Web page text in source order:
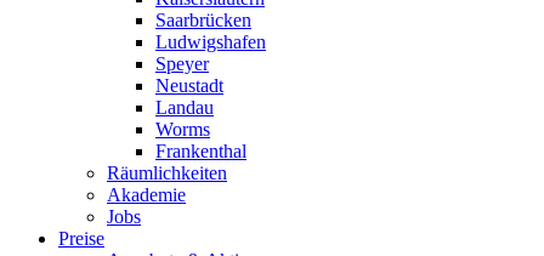
Saarbrücken
Ludwigshafen
Speyer
Neustadt
Landau
Worms
Frankenthal
Räumlichkeiten
Akademie
Jobs
Preise